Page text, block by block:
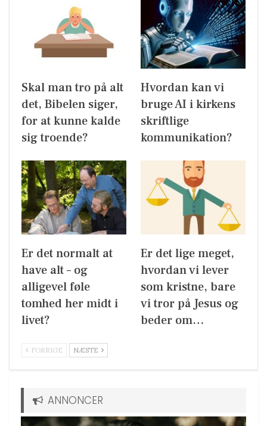
Skal man tro på alt
det, Bibelen siger,
for at kunne kalde
sig troende?
Hvordan kan vi
bruge AI i kirkens
skriftlige
kommunikation?
Er det normalt at
have alt – og
alligevel føle
tomhed her midt i
livet?
Er det lige meget,
hvordan vi lever
som kristne, bare
vi tror på Jesus og
beder om…
FORRIGE NÆSTE
ANNONCER